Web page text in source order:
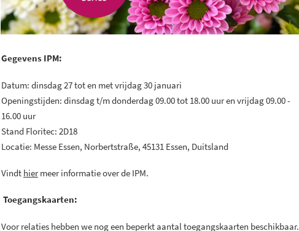
Gegevens IPM:
Datum: dinsdag 27 tot en met vrijdag 30 januari
Openingstijden: dinsdag t/m donderdag 09.00 tot 18.00 uur en vrijdag 09.00 -
16.00 uur
Stand Floritec: 2D18
Locatie: Messe Essen, Norbertstraße, 45131 Essen, Duitsland
Vindt hiermeer informatie over de IPM.
Toegangskaarten:
Voor relaties hebben we nog een beperkt aantal toegangskaarten beschikbaar.